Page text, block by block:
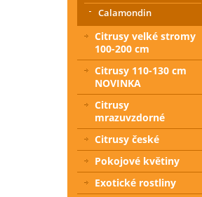
Calamondin
Citrusy velké stromy
100-200 cm
Citrusy 110-130 cm
NOVINKA
Citrusy
mrazuvzdorné
Citrusy české
Pokojové květiny
Exotické rostliny